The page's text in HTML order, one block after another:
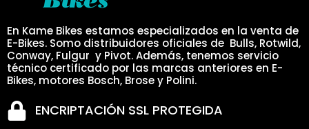
En Kame Bikes estamos especializados en la venta de
E-Bikes. Somo distribuidores oficiales de Bulls, Rotwild,
Conway, Fulgur y Pivot. Además, tenemos servicio
técnico certificado por las marcas anteriores en E-
Bikes, motores Bosch, Brose y Polini.
ENCRIPTACIÓN SSL PROTEGIDA